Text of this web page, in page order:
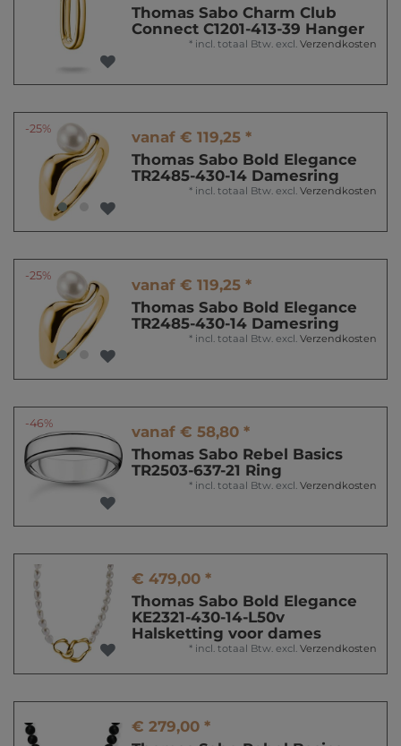
Thomas Sabo Charm Club
Connect C1201-413-39 Hanger
* incl. totaal Btw. excl. Verzendkosten
-25%
vanaf € 119,25 *
Thomas Sabo Bold Elegance
TR2485-430-14 Damesring
* incl. totaal Btw. excl. Verzendkosten
-25%
vanaf € 119,25 *
Thomas Sabo Bold Elegance
TR2485-430-14 Damesring
* incl. totaal Btw. excl. Verzendkosten
-46%
vanaf € 58,80 *
Thomas Sabo Rebel Basics
TR2503-637-21 Ring
* incl. totaal Btw. excl. Verzendkosten
€ 479,00 *
Thomas Sabo Bold Elegance
KE2321-430-14-L50v
Halsketting voor dames
* incl. totaal Btw. excl. Verzendkosten
€ 279,00 *